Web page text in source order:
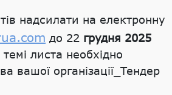
надсилати на електронну
до 22 грудня 2025
листа необхідно
вашої організації_Тендер